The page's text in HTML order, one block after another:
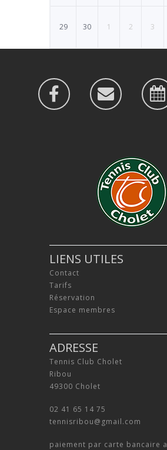
29 30 1 2 3
LIENS UTILES
Contact
Tarifs
Réservation
Espace membres
ADRESSE
Tennis Club Cholet
Ribou
49300 Cholet
02 41 65 14 75
tennisribou@gmail.com
paiement par carte bancaire